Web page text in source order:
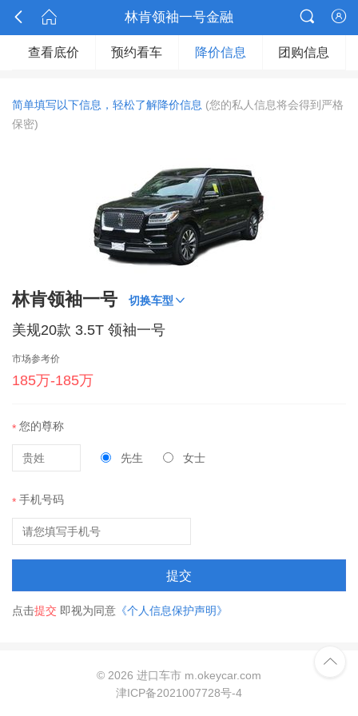
  林肯领袖一号金融 

查看底价 预约看车 降价信息 团购信息
简单填写以下信息，轻松了解降价信息 (您的私人信息将会得到严格
保密)
林肯领袖一号 切换车型 
美规20款 3.5T 领袖一号
市场参考价
185万-185万
* 您的尊称
先生 女士
* 手机号码
提交
点击提交 即视为同意 《个人信息保护声明》
© 2026 进口车市 m.okeycar.com
津ICP备2021007728号-4
